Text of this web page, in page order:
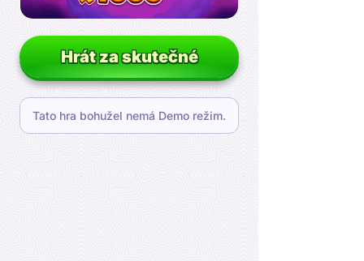
Hrát za skutečné
Tato hra bohužel nemá Demo režim.